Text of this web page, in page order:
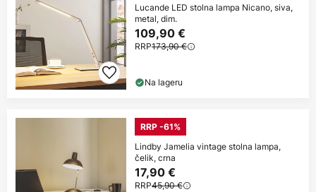
Lucande LED stolna lampa Nicano, siva,
metal, dim.
109,90 €
RRP173,90 €
Na lageru
RRP -61%
Lindby Jamelia vintage stolna lampa,
čelik, crna
17,90 €
RRP45,90 €